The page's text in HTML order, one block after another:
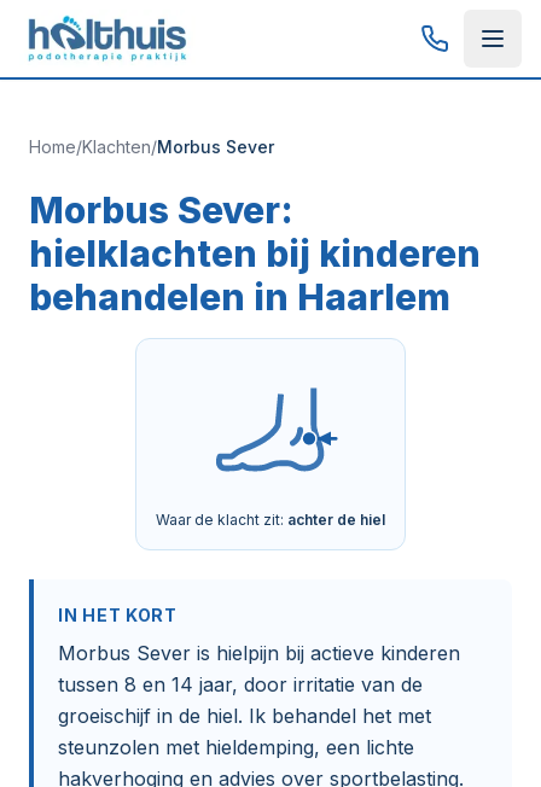
Home/Klachten/Morbus Sever
Morbus Sever:
hielklachten bij kinderen
behandelen in Haarlem
Waar de klacht zit: achter de hiel
IN HET KORT
Morbus Sever is hielpijn bij actieve kinderen
tussen 8 en 14 jaar, door irritatie van de
groeischijf in de hiel. Ik behandel het met
steunzolen met hieldemping, een lichte
hakverhoging en advies over sportbelasting.